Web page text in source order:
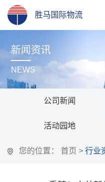
胜马国际物流
新闻资讯
NEWS
公司新闻
活动园地
您的位置： 首页 > 行业